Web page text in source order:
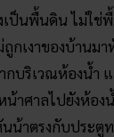
เป็นพื้นดิน ไม่ใช่
กเงาของบ้านม
กบริเวณห้องน้ำ
าศาลไปยังห้อง
น้าตรงกับประตู